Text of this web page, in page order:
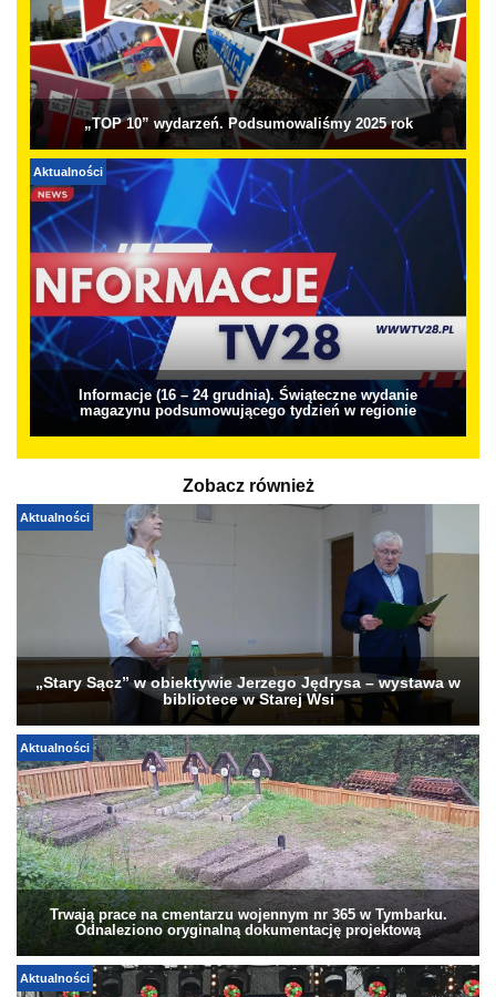
„TOP 10” wydarzeń. Podsumowaliśmy 2025 rok
Aktualności
Informacje (16 – 24 grudnia). Świąteczne wydanie
magazynu podsumowującego tydzień w regionie
Zobacz również
Aktualności
„Stary Sącz” w obiektywie Jerzego Jędrysa – wystawa w
bibliotece w Starej Wsi
Aktualności
Trwają prace na cmentarzu wojennym nr 365 w Tymbarku.
Odnaleziono oryginalną dokumentację projektową
Aktualności